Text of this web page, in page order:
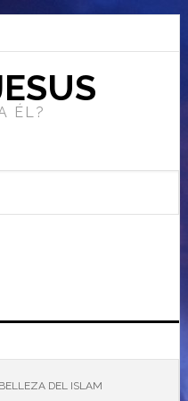
ÉL?
DEL ISLAM